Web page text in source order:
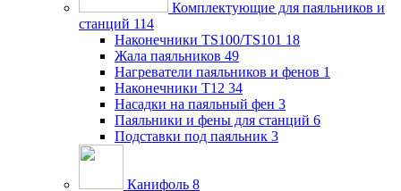
Комплектующие для паяльников и
станций 114
Наконечники TS100/TS101 18
Жала паяльников 49
Нагреватели паяльников и фенов 1
Наконечники T12 34
Насадки на паяльный фен 3
Паяльники и фены для станций 6
Подставки под паяльник 3
Канифоль 8